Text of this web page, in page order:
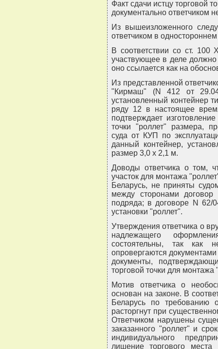
Факт сдачи истцу торговой
документально ответчиком
Из вышеизложенного
ответчиком в
В соответствии со ст. 100
участвующее в деле должно
оно ссылается как на
Из представленной
"Кирмаш" (N 412 от
установленный контейнер
ряду 12 в настоящее
подтверждает
точки "роллет" размера,
суда от КУП по
данный контейнер,
размер 3,0 x 2,1 м.
Доводы ответчика о том,
участок для монтажа
Беларусь, не приняты
между сторонами договор
подряда; в договоре N 62/
установки "роллет".
Утверждения ответчика о
надлежащего
состоятельны, так как
опровергаются
документы,
торговой точки для монтажа
Мотив ответчика о
основан на законе. В
Беларусь по требованию
расторгнут при
Ответчиком нарушены
заказанного "роллет" и
индивидуального
лишение торгового